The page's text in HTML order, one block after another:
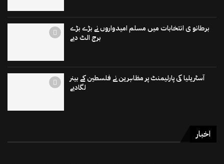
برطانو ی انتخابات میں مسلم امیدواروں نے بڑے بڑے
برج الٹ دیے
آسٹریلیا کی پارلیمنٹ پر مظاہرین نے فلسطین کے بینر
لگادیے
اخبار